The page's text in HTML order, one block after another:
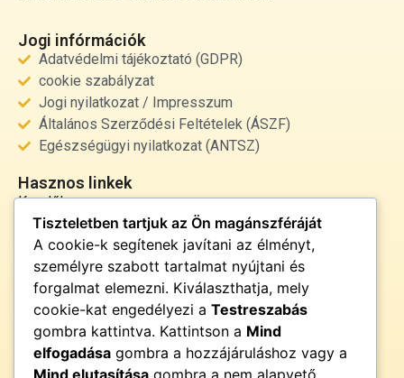
Jogi infórmációk
Adatvédelmi tájékoztató (GDPR)
cookie szabályzat
Jogi nyilatkozat / Impresszum
Általános Szerződési Feltételek (ÁSZF)
Egészségügyi nyilatkozat (ANTSZ)
Hasznos linkek
Kezdőlap
Rólunk
Szolgáltatások
Kapcsolat
Kapcsolat
info@fenyor.hu
+36 30 000 0000
Magyarország
Tiszteletben tartjuk az Ön magánszféráját
A cookie-k segítenek javítani az élményt,
személyre szabott tartalmat nyújtani és
forgalmat elemezni. Kiválaszthatja, mely
cookie-kat engedélyezi a Testreszabás
gombra kattintva. Kattintson a Mind
elfogadása gombra a hozzájáruláshoz vagy a